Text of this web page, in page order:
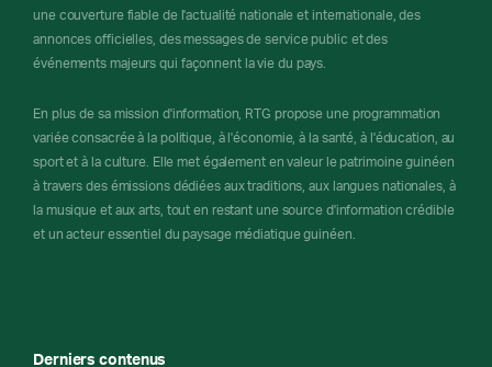
une couverture fiable de l'actualité nationale et internationale, des
annonces officielles, des messages de service public et des
événements majeurs qui façonnent la vie du pays.
En plus de sa mission d'information, RTG propose une programmation
variée consacrée à la politique, à l'économie, à la santé, à l'éducation, au
sport et à la culture. Elle met également en valeur le patrimoine guinéen
à travers des émissions dédiées aux traditions, aux langues nationales, à
la musique et aux arts, tout en restant une source d'information crédible
et un acteur essentiel du paysage médiatique guinéen.
Derniers contenus